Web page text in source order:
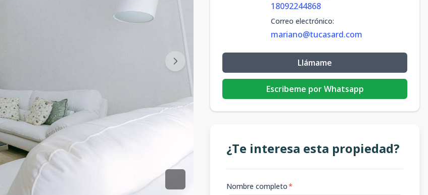
18092244868
Correo electrónico:
mariano@tucasard.com
Llámame
Escribeme por Whatsapp
¿Te interesa esta propiedad?
Nombre completo*